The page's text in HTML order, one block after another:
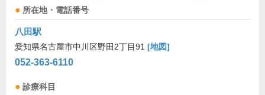
所在地・電話番号
八田駅
愛知県名古屋市中川区野田2丁目91 [地図]
052-363-6110
診療科目